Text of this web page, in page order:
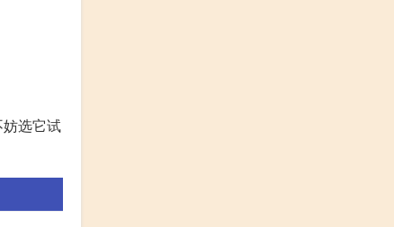
选它试